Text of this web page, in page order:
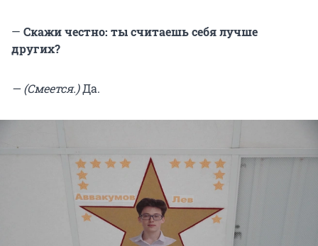
— Скажи честно: ты считаешь себя лучше
других?
— (Смеется.)Да.